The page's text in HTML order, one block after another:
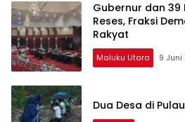
Gubernur dan 39
Reses, Fraksi
Rakyat
Maluku Utara 9 Juni
Dua Desa di